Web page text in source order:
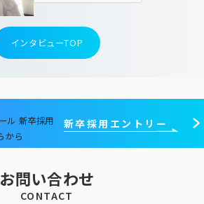
インタビューTOP
新卒採用エントリー
お問い合わせ
CONTACT